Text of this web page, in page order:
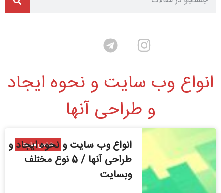
انواع وب سایت و نحوه ایجاد
و طراحی آنها
طراحی سایت
انواع وب سایت و نحوه ایجاد و
طراحی آنها / 5 نوع مختلف
وبسایت